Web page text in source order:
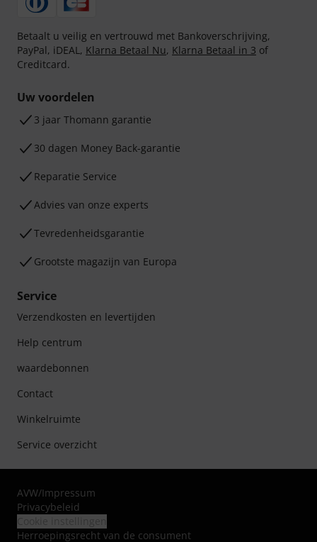
Betaalt u veilig en vertrouwd met Bankoverschrijving,
PayPal, iDEAL, Klarna Betaal Nu, Klarna Betaal in 3 of
Creditcard.
Uw voordelen
3 jaar Thomann garantie
30 dagen Money Back-garantie
Reparatie Service
Advies van onze experts
Tevredenheidsgarantie
Grootste magazijn van Europa
Service
Verzendkosten en levertijden
Help centrum
waardebonnen
Contact
Winkelruimte
Service overzicht
AVW/Impressum
Privacybeleid
Herroepingsrecht van de consument